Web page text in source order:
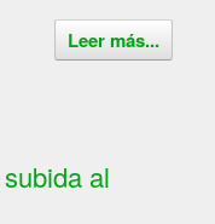
Leer más...
al